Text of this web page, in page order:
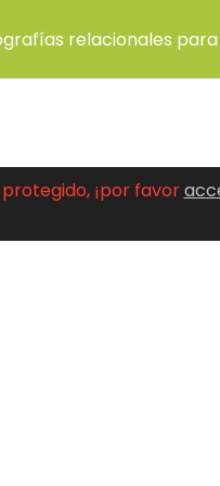
relacionales
¡por favor